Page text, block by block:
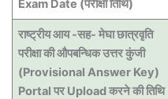
Exam Date (परीक्षा तिथि)
राष्ट्रीय आय -सह- मेघा छात्रवृति
परीक्षा की औपबन्धिक उत्तर कुंजी
(Provisional Answer Key)
Portal पर Upload करने की तिथि